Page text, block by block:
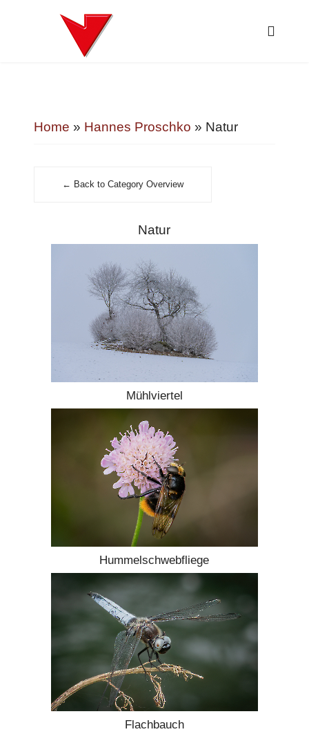
Home » Hannes Proschko » Natur
← Back to Category Overview
Natur
Mühlviertel
Hummelschwebfliege
Flachbauch